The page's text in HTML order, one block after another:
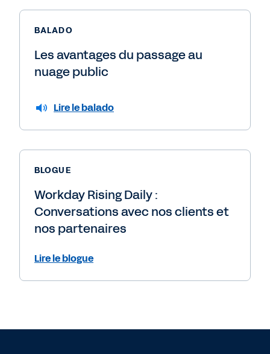
BALADO
Les avantages du passage au
nuage public
Lire le balado
BLOGUE
Workday Rising Daily :
Conversations avec nos clients et
nos partenaires
Lire le blogue